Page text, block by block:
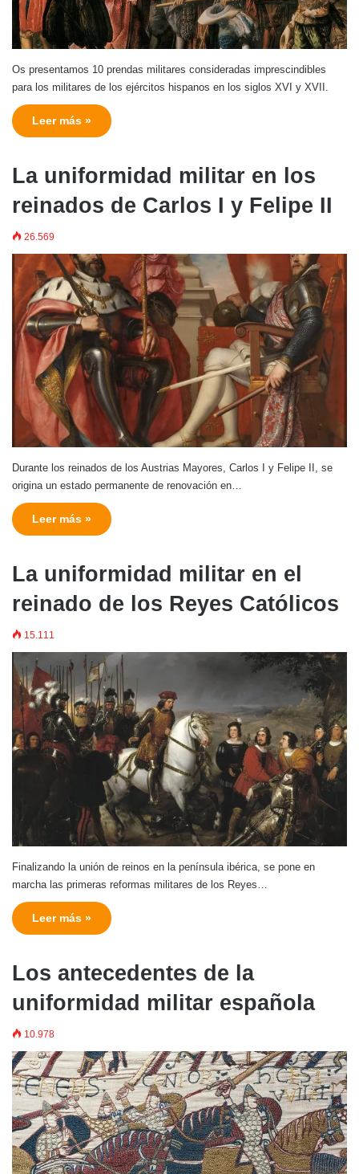
Os presentamos 10 prendas militares consideradas imprescindibles
para los militares de los ejércitos hispanos en los siglos XVI y XVII.
Leer más »
La uniformidad militar en los
reinados de Carlos I y Felipe II
26.569
Durante los reinados de los Austrias Mayores, Carlos I y Felipe II, se
origina un estado permanente de renovación en…
Leer más »
La uniformidad militar en el
reinado de los Reyes Católicos
15.111
Finalizando la unión de reinos en la península ibérica, se pone en
marcha las primeras reformas militares de los Reyes…
Leer más »
Los antecedentes de la
uniformidad militar española
10.978